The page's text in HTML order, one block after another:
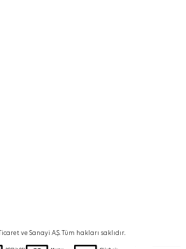
ve Sanayi A.Ş. Tüm hakları saklıdır.